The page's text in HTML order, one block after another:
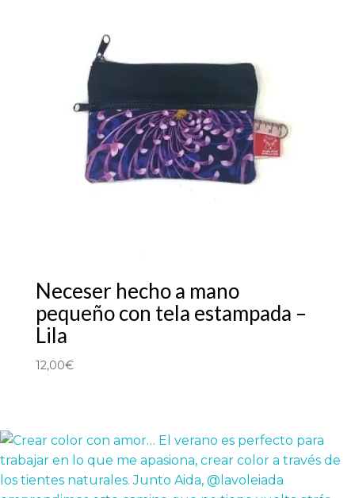
Neceser hecho a mano
pequeño con tela estampada –
Lila
12,00€